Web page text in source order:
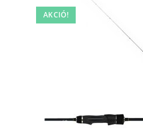
AKCIÓ!